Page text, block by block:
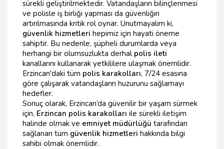
sürekli geliştirilmektedir. Vatandaşların bilinçlenmesi
ve polisle iş birliği yapması da güvenliğin
artırılmasında kritik rol oynar. Unutmayalım ki,
güvenlik hizmetleri hepimiz için hayati öneme
sahiptir. Bu nedenle, şüpheli durumlarda veya
herhangi bir olumsuzlukta derhal polis ileti
kanallarını kullanarak yetkililere ulaşmak önemlidir.
Erzincan'daki tüm polis karakolları, 7/24 esasına
göre çalışarak vatandaşların huzurunu sağlamayı
hedefler.
Sonuç olarak, Erzincan’da güvenilir bir yaşam sürmek
için, Erzincan polis karakolları ile sürekli iletişim
halinde olmak ve emniyet müdürlüğü tarafından
sağlanan tüm güvenlik hizmetleri hakkında bilgi
sahibi olmak önemlidir.